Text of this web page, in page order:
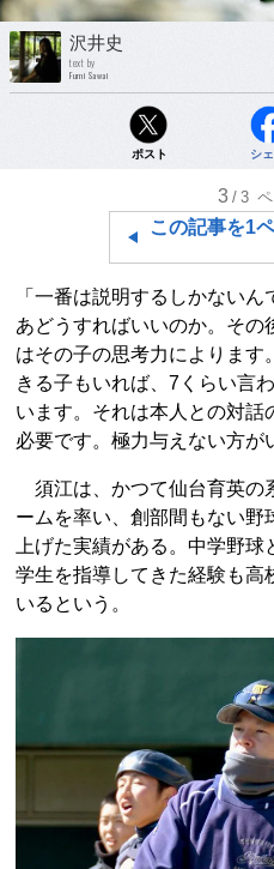
沢井史
text by
Fumi Sawai
ポスト シ
3 /3
この記事を1
「一番は説明するしかない
あどうすればいいのか。そ
はその子の思考力によりま
きる子もいれば、7くらい言
います。それは本人との対
必要です。極力与えない方が
須江は、かつて仙台育英の
ームを率い、創部間もない野
上げた実績がある。中学野
学生を指導してきた経験も高
いるという。